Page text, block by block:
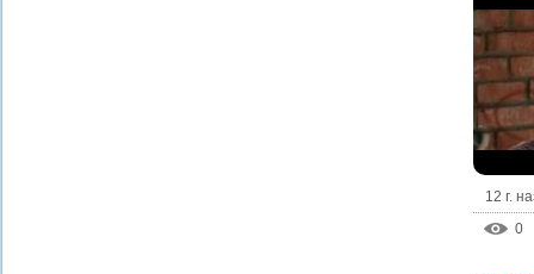
12 г.
0